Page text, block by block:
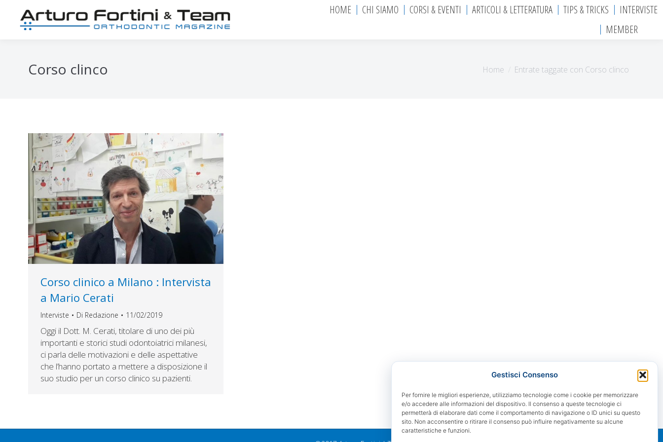
Gestisci Consenso
Per fornire le migliori esperienze, utilizziamo tecnologie come i cookie per memorizzare
e/o accedere alle informazioni del dispositivo. Il consenso a queste tecnologie ci
permetterà di elaborare dati come il comportamento di navigazione o ID unici su questo
sito. Non acconsentire o ritirare il consenso può influire negativamente su alcune
caratteristiche e funzioni.
HOME CHI SIAMO CORSI & EVENTI ARTICOLI & LETTERATURA TIPS & TRICKS
INTERVISTE
MEMBER
Corso clinco Tu sei qui:
Home Entrate taggate con Corso clinco
Corso clinico a Milano : Intervista
a Mario Cerati
Interviste Di Redazione 11/02/2019
Oggi il Dott. M. Cerati, titolare di uno dei più
importanti e storici studi odontoiatrici milanesi,
ci parla delle motivazioni e delle aspettative
che l’hanno portato a mettere a disposizione il
suo studio per un corso clinico su pazienti.